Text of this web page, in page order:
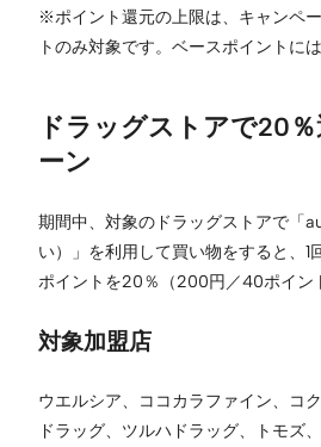
※ポイント還元の上限は、キャンペ
トのみ対象です。ベースポイントに
ドラッグストアで20
ーン
期間中、対象のドラッグストアで「
い）」を利用して買い物をすると、1
ポイントを20％（200円／40ポイン
対象加盟店
ウエルシア、ココカラファイン、コ
ドラッグ、ツルハドラッグ、トモズ